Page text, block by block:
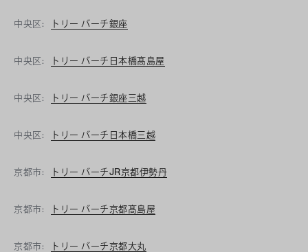
中央区: トリー バーチ銀座
中央区: トリー バーチ日本橋髙島屋
中央区: トリー バーチ銀座三越
中央区: トリー バーチ日本橋三越
京都市: トリー バーチJR京都伊勢丹
京都市: トリー バーチ京都髙島屋
京都市: トリー バーチ京都大丸